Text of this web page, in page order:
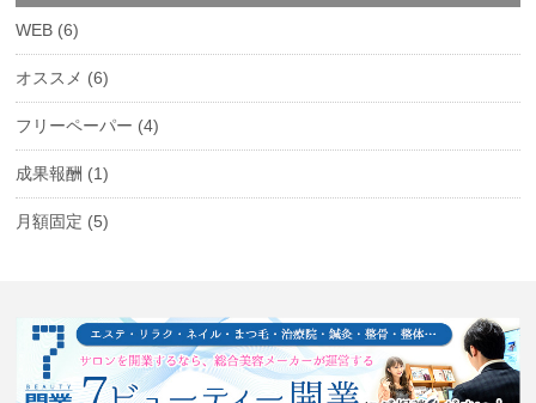
WEB (6)
オススメ (6)
フリーペーパー (4)
成果報酬 (1)
月額固定 (5)